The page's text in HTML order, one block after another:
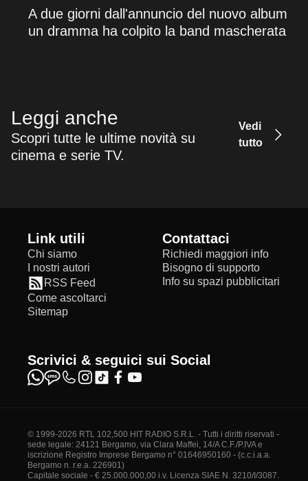
A due giorni dall'annuncio del nuovo album
un dramma ha colpito la band mascherata
Leggi anche
Scopri tutte le ultime novità su
cinema e serie TV.
Vedi
tutto
Link utili
Chi siamo
I nostri autori
RSS Feed
Come ascoltarci
Sitemap
Contattaci
Richiedi maggiori info
Bisogno di supporto
Info su spazi pubblicitari
Scrivici & seguici sui Social
© 1999-2026 RTL 102,500 HIT RADIO S.R.L. - Tutti i diritti riservati -
sede legale: 24121 Bergamo, via Clara Maffei, 14/A C.F./P.IVA e
iscrizione Registro Imprese Bergamo n° 01646950160 - (c.c.i.a.a.
Bergamo n. r.e.a. 226901)
Capitale sociale - € 25.000.000,00 i.v. Licenza SIAE N. 3210/I/3087.